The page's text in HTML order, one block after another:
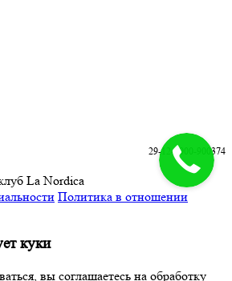
29-12-1000-900374
La Nordica
Политика в отношении
куки
вы соглашаетесь на обработку